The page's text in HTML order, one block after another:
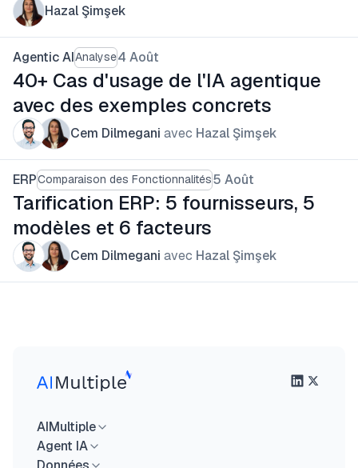
Hazal Şimşek
Agentic AIAnalyse4 Août
40+ Cas d'usage de l'IA agentique
avec des exemples concrets
Cem Dilmegani avec Hazal Şimşek
ERPComparaison des Fonctionnalités5 Août
Tarification ERP: 5 fournisseurs, 5
modèles et 6 facteurs
Cem Dilmegani avec Hazal Şimşek
AIMultiple
Agent IA